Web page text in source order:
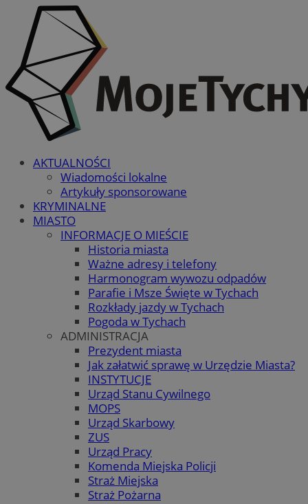
AKTUALNOŚCI
Wiadomości lokalne
Artykuły sponsorowane
KRYMINALNE
MIASTO
INFORMACJE O MIEŚCIE
Historia miasta
Ważne adresy i telefony
Harmonogram wywozu odpadów
Parafie i Msze Święte w Tychach
Rozkłady jazdy w Tychach
Pogoda w Tychach
ADMINISTRACJA
Prezydent miasta
Jak załatwić sprawę w Urzędzie Miasta?
INSTYTUCJE
Urząd Stanu Cywilnego
MOPS
Urząd Skarbowy
ZUS
Urząd Pracy
Komenda Miejska Policji
Straż Miejska
Straż Pożarna